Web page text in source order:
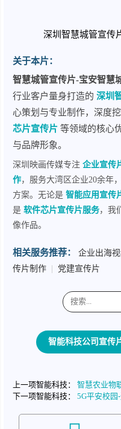
深圳智慧城管宣传
关于本片：
智慧城管宣传片-宝安智慧
行业客户量身打造的 深圳
心策划与专业制作，深度
芯片宣传片 等领域的核心
与品牌形象。
深圳映画传媒专注 企业宣传
作，服务大湾区企业20余年
方案。无论是 智能应用宣传
是 软件芯片宣传片服务，我
像作品。
相关服务推荐： 企业出海
传片制作
党建宣传片
智能科技公司宣传
上一项智能科技： 智慧农业物
下一项智能科技： 5G平安校园